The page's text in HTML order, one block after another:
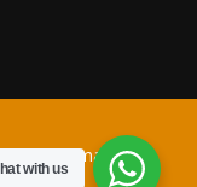
tema oleh
with us